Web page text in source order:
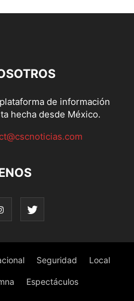
de información
hecha desde México.
Seguridad Local
Espectáculos